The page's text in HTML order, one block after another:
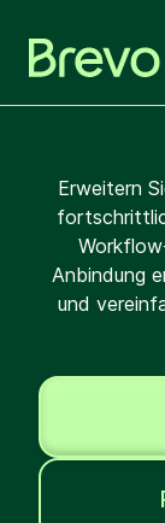
Erweitern
Anbindung
und